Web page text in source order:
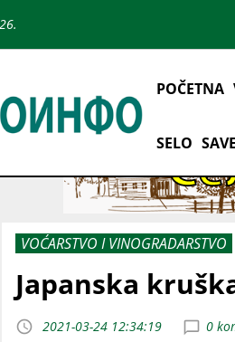
POČETNA
SELO
VOĆARSTVO I VINOGRADARSTVO
Japanska
2021-03-24 12:34:19 0